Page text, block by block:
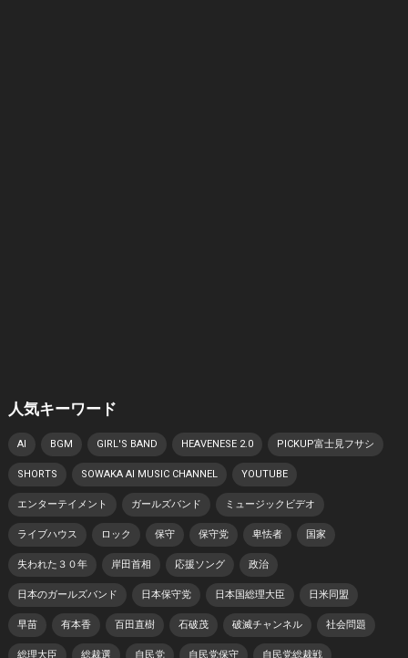
人気キーワード
AI BGM GIRL'S BAND HEAVENESE 2.0 PICKUP富士見フサシ
SHORTS SOWAKA AI MUSIC CHANNEL YOUTUBE
エンターテイメント ガールズバンド ミュージックビデオ
ライブハウス ロック 保守 保守党 卑怯者 国家
失われた３０年 岸田首相 応援ソング 政治
日本のガールズバンド 日本保守党 日本国総理大臣 日米同盟
早苗 有本香 百田直樹 石破茂 破滅チャンネル 社会問題
総理大臣 総裁選 自民党 自民党保守 自民党総裁戦